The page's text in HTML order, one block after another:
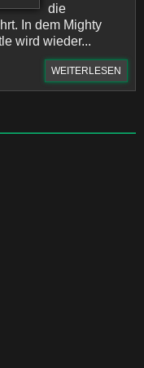
die
In dem Mighty
wird wieder...
WEITERLESEN